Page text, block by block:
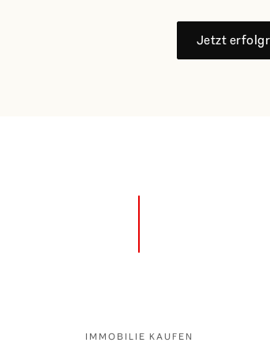
Jetzt
IMMOBILIE KAUFEN